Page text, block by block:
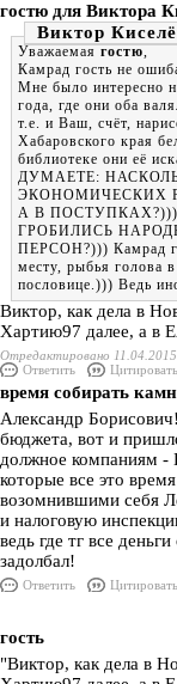
гостю для Виктора
Виктор
Уважаемая гостю,
Камрад гость не
Мне было интересно
года, где они оба
т.е. и Ваш, счёт,
Хабаровского края
библиотеке они её
ДУМАЕТЕ:
ЭКОНОМИЧЕСКИХ
А В
ГРОБИЛИСЬ
ПЕРСОН?))) Камрад
месту, рыбья голова
пословице.))) Ведь
Виктор, как дела в
Хартию97 далее, а в
Отредактировано
Ответить
Цитировать
время собирать
Александр
бюджета, вот и
должное компаниям -
которые все это
возомнившими себя
и налоговую
ведь где тг все
задолбал!
Ответить Цитировать
гость
"Виктор, как дела в